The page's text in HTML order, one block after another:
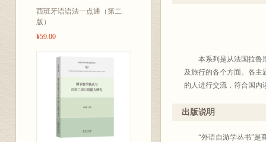
西班牙语语法一点通（第二
版）
¥59.00
本系列是从法国拉鲁斯
及旅行的各个方面。各主
的人进行交流，符合国内
出版说明
“外语自游学丛书”是商